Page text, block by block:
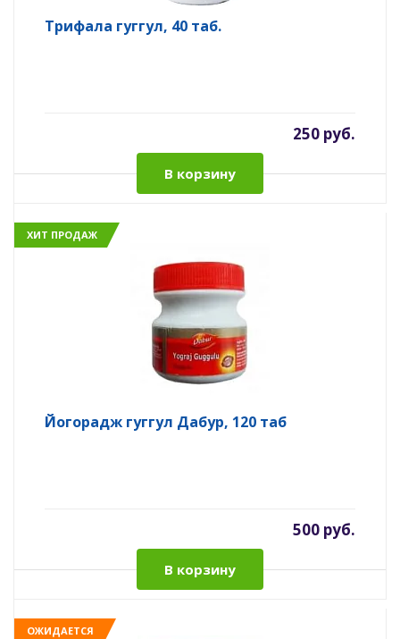
Трифала гуггул, 40 таб.
250 руб.
В корзину
ХИТ ПРОДАЖ
Йогорадж гуггул Дабур, 120 таб
500 руб.
В корзину
ОЖИДАЕТСЯ